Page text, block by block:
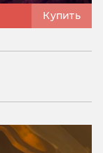
Купить